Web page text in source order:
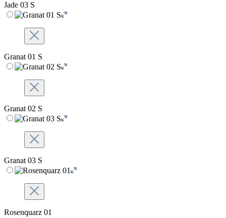
Jade 03 S
Granat 01 S
Granat 02 S
Granat 03 S
Rosenquarz 01